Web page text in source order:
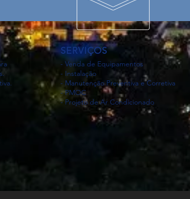
SERVIÇOS
- Venda de Equipamentos
- Instalação
- Manutenção Preventiva e Corretiva
- PMOC
- Projeto de Ar Condicionado